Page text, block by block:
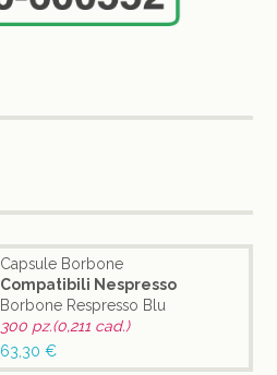
Capsule Borbone
Compatibili Nespresso
Borbone Respresso Blu
300 pz.(0,211 cad.)
63,30 €